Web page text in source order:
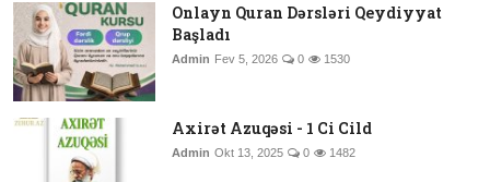
Onlayn Quran Dərsləri Qeydiyyat
Başladı
Admin Fev 5, 2026 0 1530
Axirət Azuqəsi - 1 Ci Cild
Admin Okt 13, 2025 0 1482